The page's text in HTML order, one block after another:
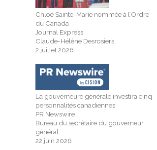
Chloé Sainte-Marie nommée à l’Ordre
du Canada
Journal Express
Claude-Hélène Desrosiers
2 juillet 2026
La gouverneure générale investira cinq
personnalités canadiennes
PR Newswire
Bureau du secrétaire du gouverneur
général
22 juin 2026